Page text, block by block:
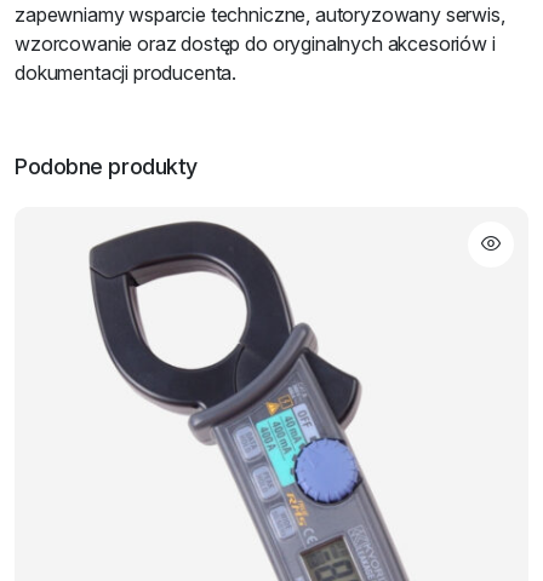
zapewniamy wsparcie techniczne, autoryzowany serwis,
wzorcowanie oraz dostęp do oryginalnych akcesoriów i
dokumentacji producenta.
Podobne produkty